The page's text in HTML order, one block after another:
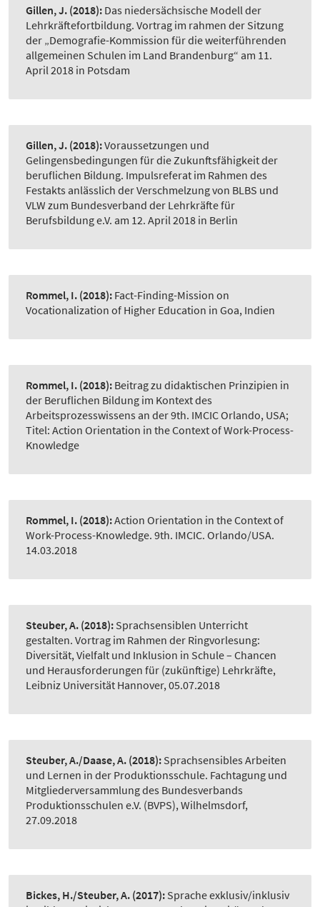
Gillen, J. (2018): Das niedersächsische Modell der
Lehrkräftefortbildung. Vortrag im rahmen der Sitzung
der „Demografie-Kommission für die weiterführenden
allgemeinen Schulen im Land Brandenburg“ am 11.
April 2018 in Potsdam
Gillen, J. (2018):Voraussetzungen und
Gelingensbedingungen für die Zukunftsfähigkeit der
beruflichen Bildung. Impulsreferat im Rahmen des
Festakts anlässlich der Verschmelzung von BLBS und
VLW zum Bundesverband der Lehrkräfte für
Berufsbildung e.V. am 12. April 2018 in Berlin
Rommel, I. (2018): Fact-Finding-Mission on
Vocationalization of Higher Education in Goa, Indien
Rommel, I. (2018): Beitrag zu didaktischen Prinzipien in
der Beruflichen Bildung im Kontext des
Arbeitsprozesswissens an der 9th. IMCIC Orlando, USA;
Titel: Action Orientation in the Context of Work-Process-
Knowledge
Rommel, I. (2018):Action Orientation in the Context of
Work-Process-Knowledge. 9th. IMCIC. Orlando/USA.
14.03.2018
Steuber, A. (2018): Sprachsensiblen Unterricht
gestalten. Vortrag im Rahmen der Ringvorlesung:
Diversität, Vielfalt und Inklusion in Schule – Chancen
und Herausforderungen für (zukünftige) Lehrkräfte,
Leibniz Universität Hannover, 05.07.2018
Steuber, A./Daase, A. (2018): Sprachsensibles Arbeiten
und Lernen in der Produktionsschule. Fachtagung und
Mitgliederversammlung des Bundesverbands
Produktionsschulen e.V. (BVPS), Wilhelmsdorf,
27.09.2018
Bickes, H./Steuber, A. (2017): Sprache exklusiv/inklusiv